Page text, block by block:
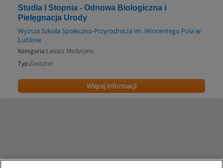
Studia I Stopnia - Odnowa Biologiczna i
Pielęgnacja Urody
Wyższa Szkoła Społeczno-Przyrodnicza im. Wincentego Pola w
Lublinie
Kategoria: Lekarz Medycyny
Typ:Zaoczne
Więcej informacji